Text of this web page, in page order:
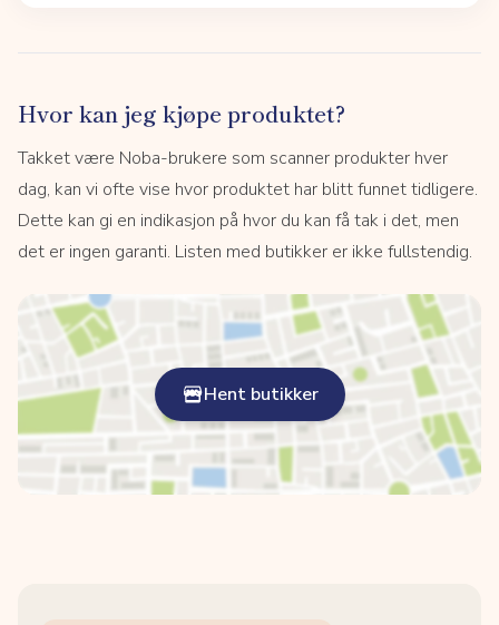
Hvor kan jeg kjøpe produktet?
Takket være Noba-brukere som scanner produkter hver
dag, kan vi ofte vise hvor produktet har blitt funnet tidligere.
Dette kan gi en indikasjon på hvor du kan få tak i det, men
det er ingen garanti. Listen med butikker er ikke fullstendig.
Hent butikker